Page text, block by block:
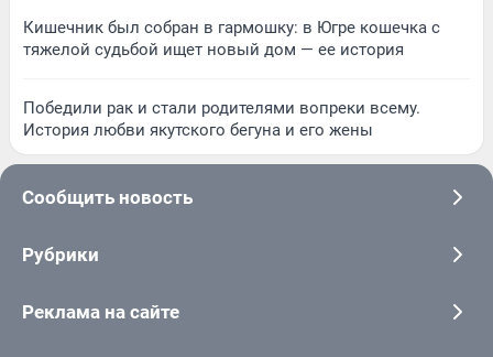
Кишечник был собран в гармошку: в Югре кошечка с
тяжелой судьбой ищет новый дом — ее история
Победили рак и стали родителями вопреки всему.
История любви якутского бегуна и его жены
Сообщить новость
Рубрики
Реклама на сайте